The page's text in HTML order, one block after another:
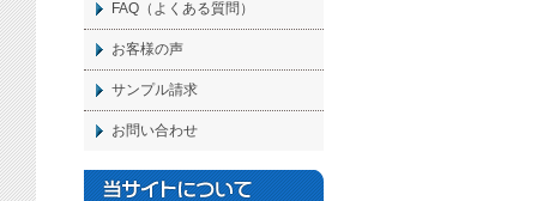
FAQ（よくある質問）
お客様の声
サンプル請求
お問い合わせ